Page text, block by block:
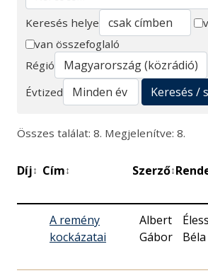
Keresés
Keresés helye
van összefoglaló
Régió
Évtized
Keresés /
Összes találat: 8. Megjelenítve: 8.
Díj↕ Cím↕ Szerző↕
A remény
kockázatai
Albert
Gábor
Éless
Béla